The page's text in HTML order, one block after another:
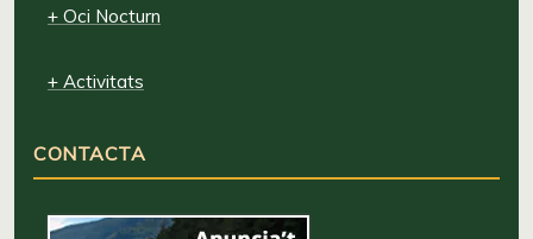
+ Oci Nocturn
+ Activitats
CONTACTA